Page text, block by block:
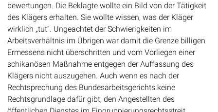
bewertungen. Die Beklagte wollte ein Bild von der Tätigkeit
des Klägers erhalten. Sie wollte wissen, was der Kläger
wirklich „tut“. Ungeachtet der Schwierigkeiten im
Arbeitsverhältnis im Übrigen war damit die Grenze billigen
Ermessens nicht überschritten und vom Vorliegen einer
schikanösen Maßnahme entgegen der Auffassung des
Klägers nicht auszugehen. Auch wenn es nach der
Rechtsprechung des Bundesarbeitsgerichts keine
Rechtsgrundlage dafür gibt, den Angestellten des